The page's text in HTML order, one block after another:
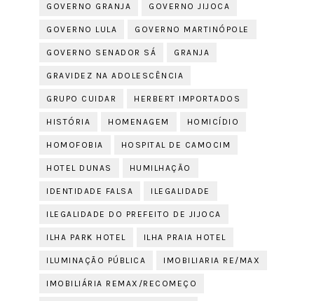
GOVERNO GRANJA GOVERNO JIJOCA
GOVERNO LULA GOVERNO MARTINÓPOLE
GOVERNO SENADOR SÁ GRANJA
GRAVIDEZ NA ADOLESCÊNCIA
GRUPO CUIDAR HERBERT IMPORTADOS
HISTÓRIA HOMENAGEM HOMICÍDIO
HOMOFOBIA HOSPITAL DE CAMOCIM
HOTEL DUNAS HUMILHAÇÃO
IDENTIDADE FALSA ILEGALIDADE
ILEGALIDADE DO PREFEITO DE JIJOCA
ILHA PARK HOTEL ILHA PRAIA HOTEL
ILUMINAÇÃO PÚBLICA IMOBILIARIA RE/MAX
IMOBILIÁRIA REMAX/RECOMEÇO